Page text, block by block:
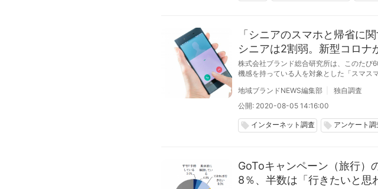
「シニアのスマホと帰省に
シニアは2割弱。新型コロナ
株式会社ブランド総合研究所は、このたび
機感を持っている人を対象とした「スマス
地域ブランドNEWS編集部
独自調査
公開: 2020-08-05 14:16:00
local_offer インターネット調査 local_offer アンケート調
GoToキャンペーン（旅行）
8％、半数は「行きたいと思